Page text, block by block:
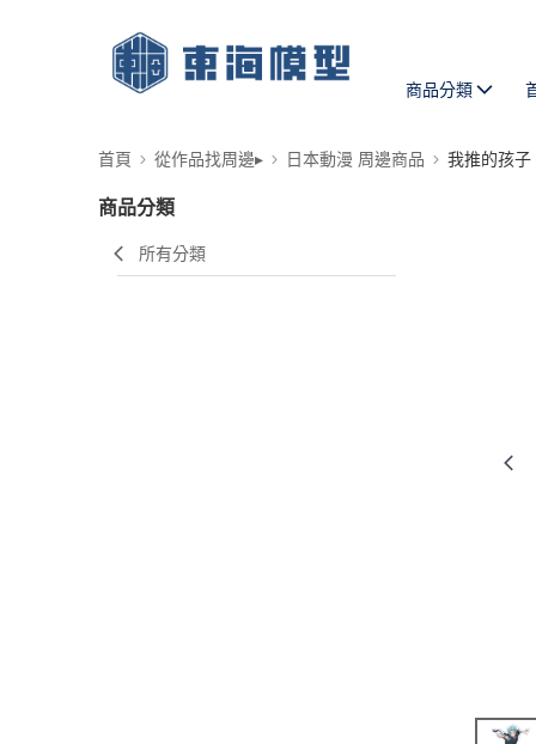
商品分類
首頁 從作品找周邊▸ 日本動漫 周邊商品 我推的孩子
商品分類
所有分類